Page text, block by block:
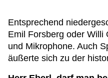
Entsprechend
Emil Forsberg oder Willi
und Mikrophone. Auch
äußerte sich zu der